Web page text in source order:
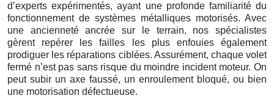
d’experts expérimentés, ayant une profonde familiarité du
fonctionnement de systèmes métalliques motorisés. Avec
une ancienneté ancrée sur le terrain, nos spécialistes
gèrent repérer les failles les plus enfouies également
prodiguer les réparations ciblées. Assurément, chaque volet
fermé n’est pas sans risque du moindre incident moteur. On
peut subir un axe faussé, un enroulement bloqué, ou bien
une motorisation défectueuse.